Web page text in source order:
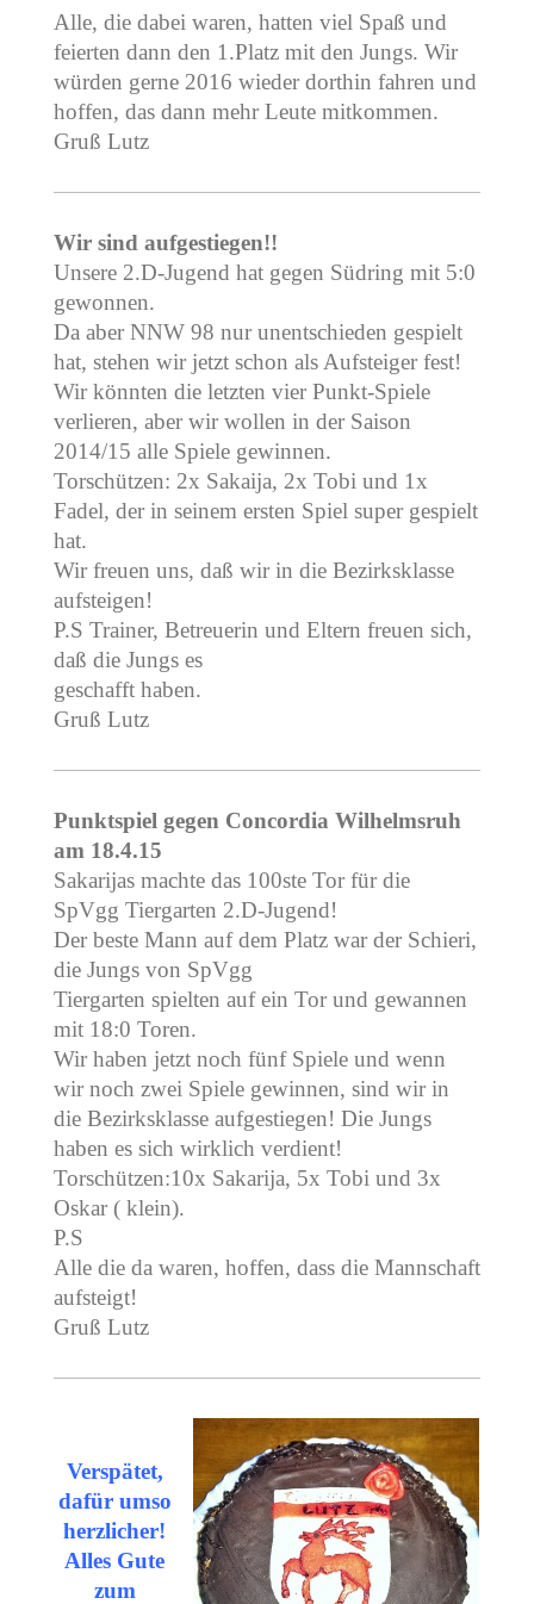
Alle, die dabei waren, hatten viel Spaß und
feierten dann den 1.Platz mit den Jungs. Wir
würden gerne 2016 wieder dorthin fahren und
hoffen, das dann mehr Leute mitkommen.
Gruß Lutz
Wir sind aufgestiegen!!
Unsere 2.D-Jugend hat gegen Südring mit 5:0
gewonnen.
Da aber NNW 98 nur unentschieden gespielt
hat, stehen wir jetzt schon als Aufsteiger fest!
Wir könnten die letzten vier Punkt-Spiele
verlieren, aber wir wollen in der Saison
2014/15 alle Spiele gewinnen.
Torschützen: 2x Sakaija, 2x Tobi und 1x
Fadel, der in seinem ersten Spiel super gespielt
hat.
Wir freuen uns, daß wir in die Bezirksklasse
aufsteigen!
P.S Trainer, Betreuerin und Eltern freuen sich,
daß die Jungs es
geschafft haben.
Gruß Lutz
Punktspiel gegen Concordia Wilhelmsruh
am 18.4.15
Sakarijas machte das 100ste Tor für die
SpVgg Tiergarten 2.D-Jugend!
Der beste Mann auf dem Platz war der Schieri,
die Jungs von SpVgg
Tiergarten spielten auf ein Tor und gewannen
mit 18:0 Toren.
Wir haben jetzt noch fünf Spiele und wenn
wir noch zwei Spiele gewinnen, sind wir in
die Bezirksklasse aufgestiegen! Die Jungs
haben es sich wirklich verdient!
Torschützen:10x Sakarija, 5x Tobi und 3x
Oskar ( klein).
P.S
Alle die da waren, hoffen, dass die Mannschaft
aufsteigt!
Gruß Lutz
Verspätet,
dafür umso
herzlicher!
Alles Gute
zum